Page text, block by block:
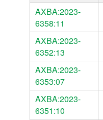
AXBA:2023-
6358:11
AXBA:2023-
6352:13
AXBA:2023-
6353:07
AXBA:2023-
6351:10